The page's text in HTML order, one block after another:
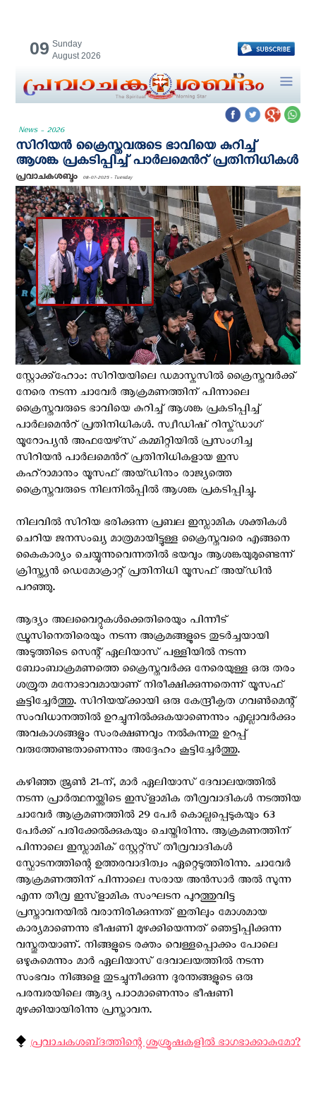
09 Sunday
August 2026
News - 2026
സിറിയന്‍ ക്രൈസ്തവരുടെ ഭാവിയെ കുറിച്ച്
ആശങ്ക പ്രകടിപ്പിച്ച് പാര്‍ലമെന്‍റ് പ്രതിനിധികള്‍
പ്രവാചകശബ്ദം 08-07-2025 - Tuesday
സ്റ്റോക്ക്ഹോം: സിറിയയിലെ ഡമാസ്കസില്‍ ക്രൈസ്തവര്‍ക്ക്
നേരെ നടന്ന ചാവേര്‍ ആക്രമണത്തിന് പിന്നാലെ
ക്രൈസ്തവരുടെ ഭാവിയെ കുറിച്ച് ആശങ്ക പ്രകടിപ്പിച്ച്
പാര്‍ലമെന്‍റ് പ്രതിനിധികള്‍. സ്വീഡിഷ് റിസ്ക്ഡാഗ്
യൂറോപ്യൻ അഫയേഴ്‌സ് കമ്മിറ്റിയിൽ പ്രസംഗിച്ച
സിറിയൻ പാർലമെന്‍റ് പ്രതിനിധികളായ ഇസ
കഹ്‌റാമാനും യൂസഫ് അയ്ഡിനും രാജ്യത്തെ
ക്രൈസ്തവരുടെ നിലനില്‍പ്പില്‍ ആശങ്ക പ്രകടിപ്പിച്ചു.
നിലവിൽ സിറിയ ഭരിക്കുന്ന പ്രബല ഇസ്ലാമിക ശക്തികൾ
ചെറിയ ജനസംഖ്യ മാത്രമായിട്ടുള്ള ക്രൈസ്തവരെ എങ്ങനെ
കൈകാര്യം ചെയ്യുന്നുവെന്നതില്‍ ഭയവും ആശങ്കയുമുണ്ടെന്ന്
ക്രിസ്ത്യൻ ഡെമോക്രാറ്റ് പ്രതിനിധി യൂസഫ് അയ്ഡിൻ
പറഞ്ഞു.
ആദ്യം അലവൈറ്റുകൾക്കെതിരെയും പിന്നീട്
ഡ്രൂസിനെതിരെയും നടന്ന അക്രമങ്ങളുടെ തുടര്‍ച്ചയായി
അടുത്തിടെ സെന്റ് ഏലിയാസ് പള്ളിയില്‍ നടന്ന
ബോംബാക്രമണത്തെ ക്രൈസ്തവര്‍ക്കു നേരെയുള്ള ഒരു തരം
ശത്രുത മനോഭാവമായാണ് നിരീക്ഷിക്കുന്നതെന്ന് യൂസഫ്
കൂട്ടിച്ചേര്‍ത്തു. സിറിയയ്‌ക്കായി ഒരു കേന്ദ്രീകൃത ഗവൺമെന്റ്
സംവിധാനത്തിൽ ഉറച്ചുനിൽക്കുകയാണെന്നും എല്ലാവർക്കും
അവകാശങ്ങളും സംരക്ഷണവും നൽകുന്നതു ഉറപ്പ്
വരുത്തേണ്ടതാണെന്നും അദ്ദേഹം കൂട്ടിച്ചേര്‍ത്തു.
കഴിഞ്ഞ ജൂൺ 21-ന്, മാർ ഏലിയാസ് ദേവാലയത്തില്‍
നടന്ന പ്രാര്‍ത്ഥനയ്ക്കിടെ ഇസ്ളാമിക തീവ്രവാദികള്‍ നടത്തിയ
ചാവേര്‍ ആക്രമണത്തില്‍ 29 പേർ കൊല്ലപ്പെടുകയും 63
പേർക്ക് പരിക്കേൽക്കുകയും ചെയ്തിരിന്നു. ആക്രമണത്തിന്
പിന്നാലെ ഇസ്ലാമിക് സ്റ്റേറ്റ്സ് തീവ്രവാദികള്‍
സ്ഫോടനത്തിന്റെ ഉത്തരവാദിത്വം ഏറ്റെടുത്തിരിന്നു. ചാവേർ
ആക്രമണത്തിന് പിന്നാലെ സരായ അൻസാർ അൽ സുന്ന
എന്ന തീവ്ര ഇസ്ളാമിക സംഘടന പുറത്തുവിട്ട
പ്രസ്താവനയിൽ വരാനിരിക്കുന്നത് ഇതിലും മോശമായ
കാര്യമാണെന്നു ഭീഷണി മുഴക്കിയെന്നത് ഞെട്ടിപ്പിക്കുന്ന
വസ്തുതയാണ്. നിങ്ങളുടെ രക്തം വെള്ളപ്പൊക്കം പോലെ
ഒഴുകുമെന്നും മാർ ഏലിയാസ് ദേവാലയത്തില്‍ നടന്ന
സംഭവം നിങ്ങളെ തുടച്ചുനീക്കുന്ന ദുരന്തങ്ങളുടെ ഒരു
പരമ്പരയിലെ ആദ്യ പാഠമാണെന്നും ഭീഷണി
മുഴക്കിയായിരിന്നു പ്രസ്താവന.
⧪ പ്രവാചകശബ്‌ദത്തിന്റെ ശുശ്രൂഷകളില്‍ ഭാഗഭാക്കാകുമോ?